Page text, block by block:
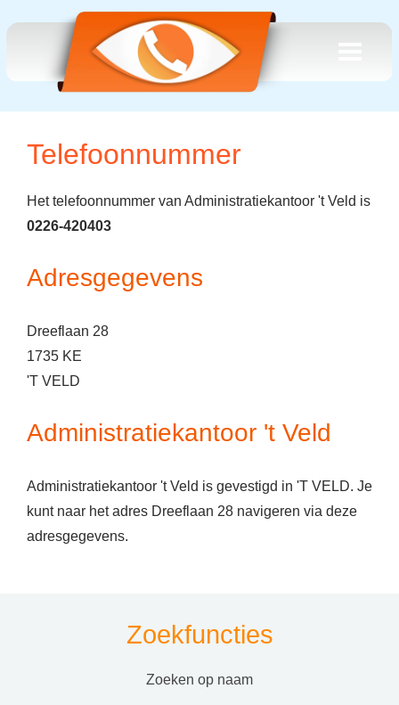
Telefoonnummer
Het telefoonnummer van Administratiekantoor 't Veld is
0226-420403
Adresgegevens
Dreeflaan 28
1735 KE
'T VELD
Administratiekantoor 't Veld
Administratiekantoor 't Veld is gevestigd in 'T VELD. Je
kunt naar het adres Dreeflaan 28 navigeren via deze
adresgegevens.
Zoekfuncties
zoeken op naam